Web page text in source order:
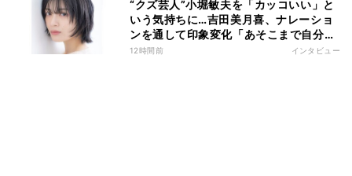
“クズ芸人”小堀敏夫を「カッコいい」と
いう気持ちに…吉田美月喜、ナレーショ
ンを通して印象変化「あそこまで自分に
正直に生きられる人は、なかなかいな
12時間前 インタビュー